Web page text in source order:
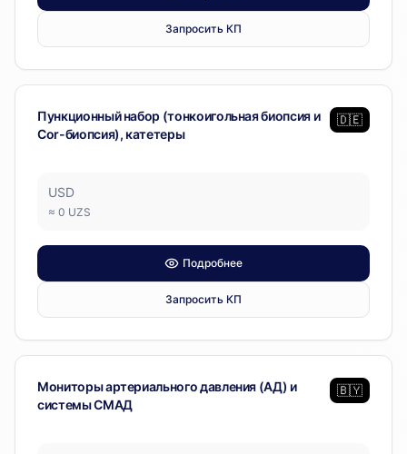
Запросить КП
Диагностическое оборудование
Пункционный набор (тонкоигольная биопсия и
Cor-биопсия), катетеры
🇩🇪
USD
≈ 0 UZS
Подробнее
Запросить КП
Диагностическое оборудование
Мониторы артериального давления (АД) и
системы СМАД
🇧🇾